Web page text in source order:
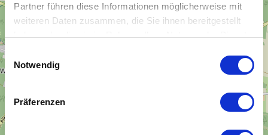
Partner führen diese Informationen möglicherweise mit
weiteren Daten zusammen, die Sie ihnen bereitgestellt
haben oder die sie im Rahmen Ihrer Nutzung der Dienste
Einwilligungsauswahl
Notwendig
Präferenzen
+